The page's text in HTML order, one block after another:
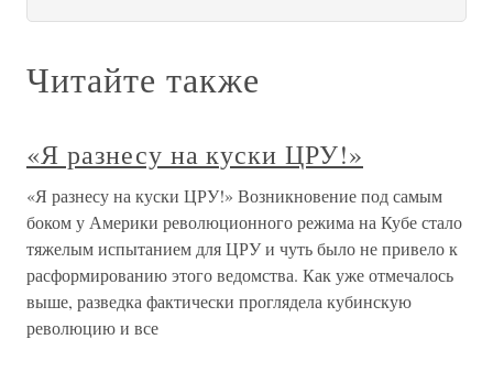
Читайте также
«Я разнесу на куски ЦРУ!»
«Я разнесу на куски ЦРУ!» Возникновение под самым
боком у Америки революционного режима на Кубе стало
тяжелым испытанием для ЦРУ и чуть было не привело к
расформированию этого ведомства. Как уже отмечалось
выше, разведка фактически проглядела кубинскую
революцию и все